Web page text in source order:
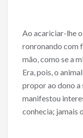
Ao acariciar-lhe
ronronando com
mão, como se a
Era, pois, o
propor ao dono a
manifestou
conhecia; jamais